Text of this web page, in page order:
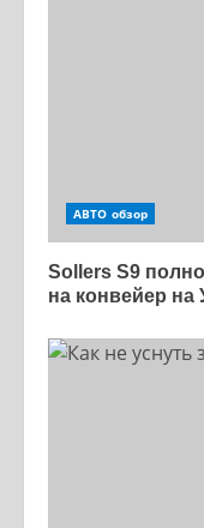
АВТО обзор
Sollers S9
на конвейер на